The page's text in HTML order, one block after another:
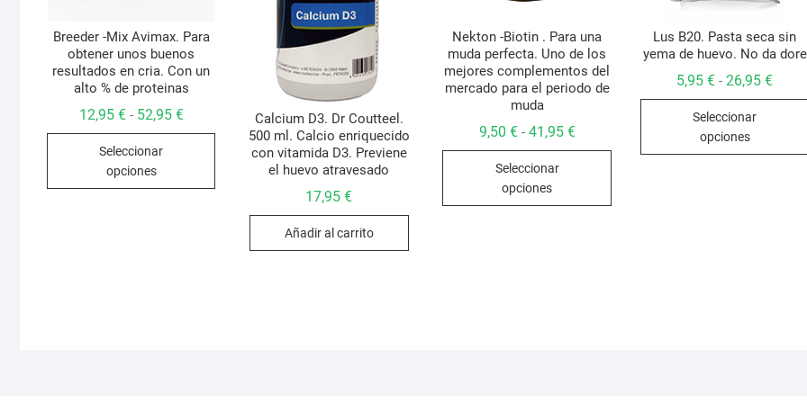
Breeder -Mix Avimax. Para
obtener unos buenos
resultados en cria. Con un
alto % de proteinas
12,95 € - 52,95 €Rango
52,95 €
Seleccionar
opciones
Este
producto
Calcium D3. Dr Coutteel.
500 ml. Calcio enriquecido
con vitamida D3. Previene
el huevo atravesado
17,95€
Añadir al carrito
Nekton -Biotin . Para una
muda perfecta. Uno de los
mejores complementos del
mercado para el periodo de
muda
9,50 € - 41,95 €Rango
41,95 €
Seleccionar
opciones
Este
Lus B20. Pasta seca sin
yema de huevo. No da dore
5,95€ - 26,95€Rango
26,95
Seleccionar
opciones